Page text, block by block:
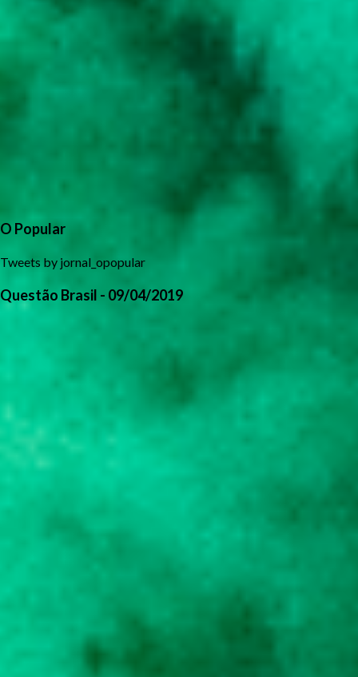
O Popular
Tweets by jornal_opopular
Questão Brasil - 09/04/2019